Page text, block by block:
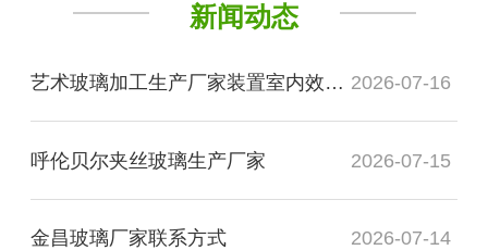
新闻动态
艺术玻璃加工生产厂家装置室内效果图 2026-07-16
呼伦贝尔夹丝玻璃生产厂家 2026-07-15
金昌玻璃厂家联系方式 2026-07-14